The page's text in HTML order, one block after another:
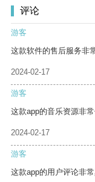
评论
游客
这款软件的售后服务非
2024-02-17
游客
这款app的音乐资源非
2024-02-17
游客
这款app的用户评论非